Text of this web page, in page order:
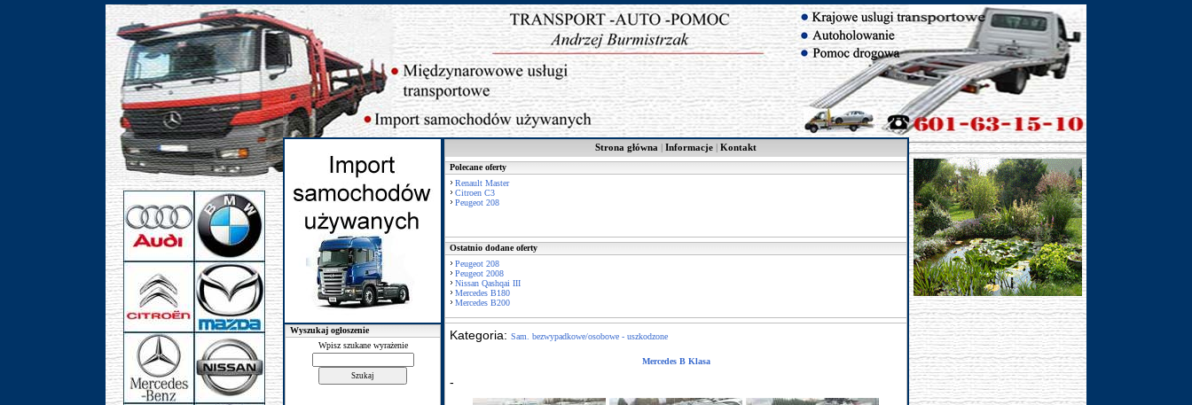
Wyszukaj ogłoszenie
Wpisz szukane wyrażenie
Strona główna | Informacje | Kontakt
Polecane oferty
Renault Master
Citroen C3
Peugeot 208
Ostatnio dodane oferty
Peugeot 208
Peugeot 2008
Nissan Qashqai III
Mercedes B180
Mercedes B200
Kategoria: Sam. bezwypadkowe/osobowe - uszkodzone
Mercedes B Klasa
-